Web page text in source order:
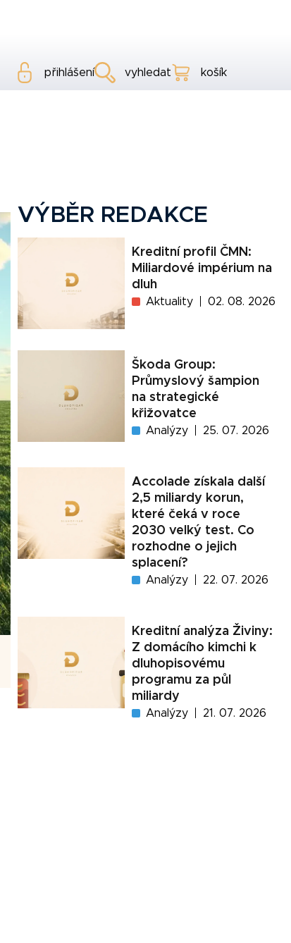
přihlášení vyhledat košík
VÝBĚR REDAKCE
Kreditní profil ČMN:
Miliardové impérium na
dluh
Aktuality 02. 08. 2026
Škoda Group:
Průmyslový šampion
na strategické
křižovatce
Analýzy 25. 07. 2026
Accolade získala další
2,5 miliardy korun,
které čeká v roce
2030 velký test. Co
rozhodne o jejich
splacení?
Analýzy 22. 07. 2026
Kreditní analýza Živiny:
Z domácího kimchi k
dluhopisovému
programu za půl
miliardy
Analýzy 21. 07. 2026